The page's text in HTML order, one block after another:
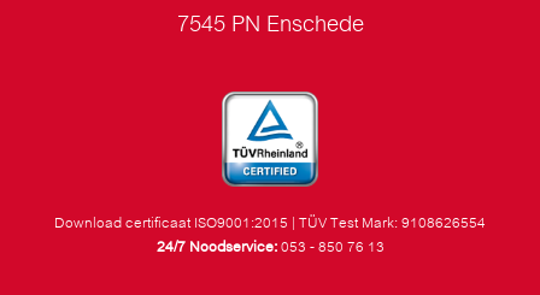
7545 PN Enschede
Download certificaat ISO9001:2015
TÜV Test Mark: 9108626554
24/7 Noodservice:053 - 850 76 13